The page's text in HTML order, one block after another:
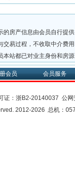
的房产信息由会员自行提
交易过程，不收取中介费
本站都已对业主身份和房
会员 会员服务
证： 浙B2-20140037 公网
2012-2026 总机：